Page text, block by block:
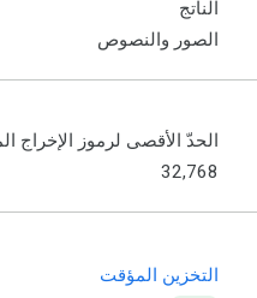
الناتج
الصور والنصوص
الحدّ الأقصى لرموز الإخراج
32,768
التخزين المؤقت